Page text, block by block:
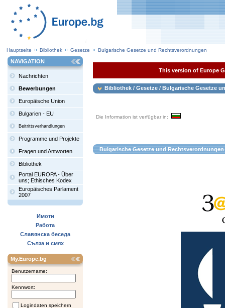
Hauptseite Bibliothek Gesetze Bulgarische Gesetze und Rechtsverordnungen
NAVIGATION
Nachrichten
Bewerbungen
Europäische Union
Bulgarien - EU
Beitrittsverhandlungen
Programme und Projekte
Fragen und Antworten
Bibliothek
Portal EUROPA - Über
uns; Ethisches Kodex
Europäisches Parlament
2007
Имоти
Работа
Славянска беседа
Сълза и смях
My.Europe.bg
Benutzername:
Kennwort:
Logindaten speichern
This version of Europe
Bibliothek / Gesetze / Bulgarische Gesetze
Die Information ist verfügbar in:
Bulgarische Gesetze und Rechtsverordnungen